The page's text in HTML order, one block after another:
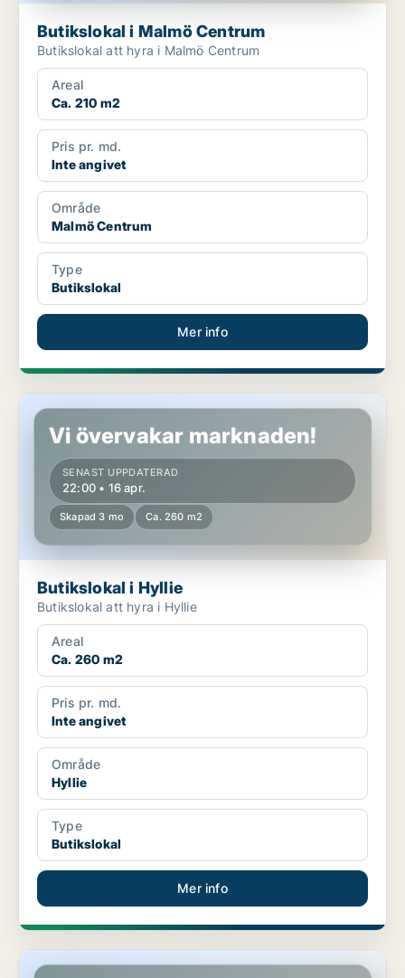
Butikslokal i Malmö Centrum
Butikslokal att hyra i Malmö Centrum
Areal
Ca. 210 m2
Pris pr. md.
Inte angivet
Område
Malmö Centrum
Type
Butikslokal
Mer info
Butikslokal i Hyllie
Vi övervakar marknaden!
SENAST UPPDATERAD
22:00 • 16 apr.
Skapad 3 mo Ca. 260 m2
Butikslokal i Hyllie
Butikslokal att hyra i Hyllie
Areal
Ca. 260 m2
Pris pr. md.
Inte angivet
Område
Hyllie
Type
Butikslokal
Mer info
Butikslokal i Malmö Centrum